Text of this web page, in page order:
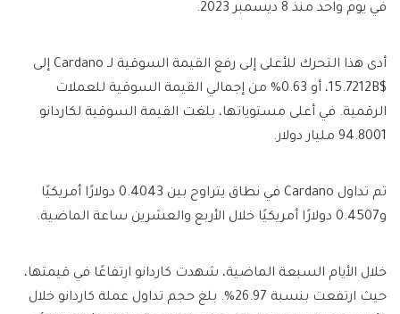
في يوم واحد منذ 8 ديسمبر 2023.
أدى هذا التحرك للأعلى إلى رفع القيمة السوقية لـ Cardano إلى
$15.7212B، أو 0.63% من إجمالي القيمة السوقية للعملات
الرقمية. في أعلى مستوياتها، بلغت القيمة السوقية لكاردانو
94.8001 مليار دولار.
تم تداول Cardano في نطاق يتراوح بين 0.4043 دولارًا أمريكيًا
و0.4507 دولارًا أمريكيًا خلال الأربع والعشرين ساعة الماضية.
خلال الأيام السبعة الماضية، شهدت كاردانو ارتفاعًا في قيمتها،
حيث ارتفعت بنسبة 26.97%. بلغ حجم تداول عملة كاردانو خلال